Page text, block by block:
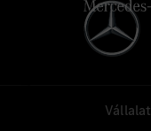
Vállalat